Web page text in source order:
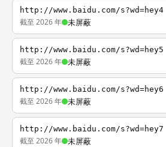
http://www.baidu.com/s?wd=hey4
截至 2026 年 未屏蔽
http://www.baidu.com/s?wd=hey5
截至 2026 年 未屏蔽
http://www.baidu.com/s?wd=hey6
截至 2026 年 未屏蔽
http://www.baidu.com/s?wd=hey7
截至 2026 年 未屏蔽